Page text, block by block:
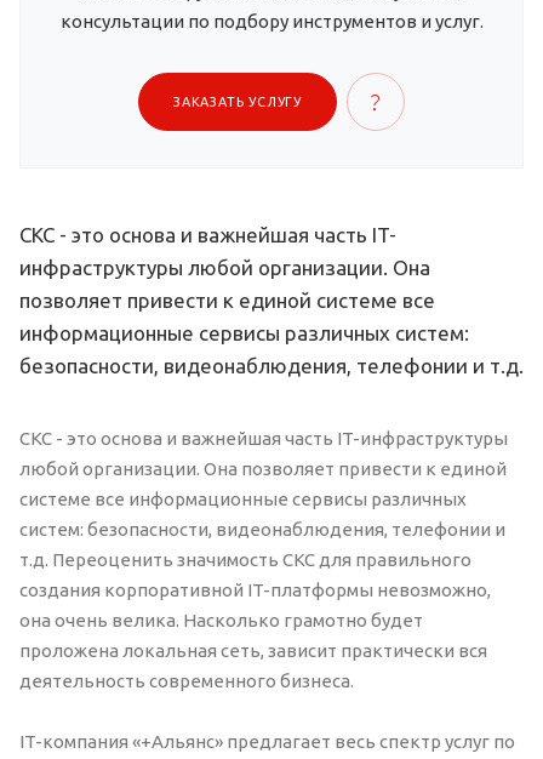
консультации по подбору инструментов и услуг.
ЗАКАЗАТЬ УСЛУГУ
СКС - это основа и важнейшая часть IT-
инфраструктуры любой организации. Она
позволяет привести к единой системе все
информационные сервисы различных систем:
безопасности, видеонаблюдения, телефонии и т.д.
СКС - это основа и важнейшая часть IT-инфраструктуры
любой организации. Она позволяет привести к единой
системе все информационные сервисы различных
систем: безопасности, видеонаблюдения, телефонии и
т.д. Переоценить значимость СКС для правильного
создания корпоративной IT-платформы невозможно,
она очень велика. Насколько грамотно будет
проложена локальная сеть, зависит практически вся
деятельность современного бизнеса.
IT-компания «+Альянс» предлагает весь спектр услуг по